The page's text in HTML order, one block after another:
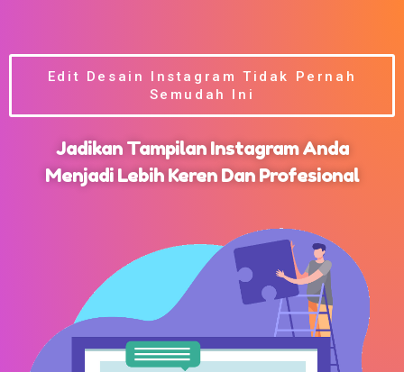
Edit Desain Instagram Tidak Pernah
Semudah Ini
Jadikan Tampilan Instagram Anda
Menjadi Lebih Keren Dan Profesional